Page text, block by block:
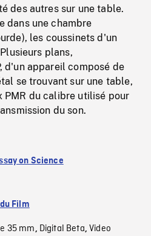
des autres sur une table.
dans une chambre
les coussinets d'un
plans,
d'un appareil composé de
se trouvant sur une table,
PMR du calibre utilisé pour
du son.
on Science
Film
35 mm, Digital Beta,Video